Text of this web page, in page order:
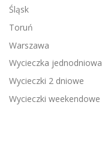
Śląsk
Toruń
Warszawa
Wycieczka jednodniowa
Wycieczki 2 dniowe
Wycieczki weekendowe